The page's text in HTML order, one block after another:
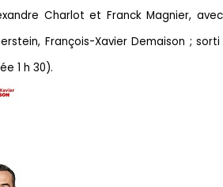
Charlot et Franck Magnier, avec
François-Xavier Demaison ;sorti
1 h 30).